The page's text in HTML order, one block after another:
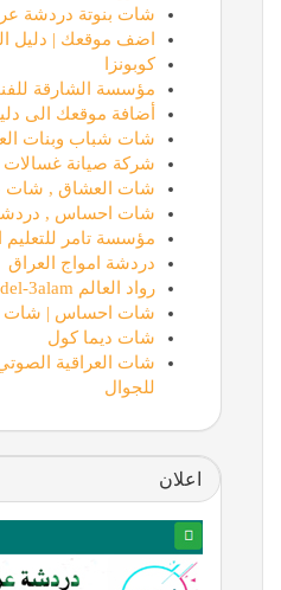
شات بنوتة دردشة
اضف موقعك | دليل
كوبونزا
مؤسسة الشارقة
أضافة موقعك الى
شات شباب وبنات
شركة صيانة غسالات
شات العشاق , شات
شات احساس ,
مؤسسة تامر للتعليم
دردشة امواج العراق
رواد العالم rowadel-3alam
شات احساس | شات
شات ديما كول
شات العراقية
للجوال
اعلان